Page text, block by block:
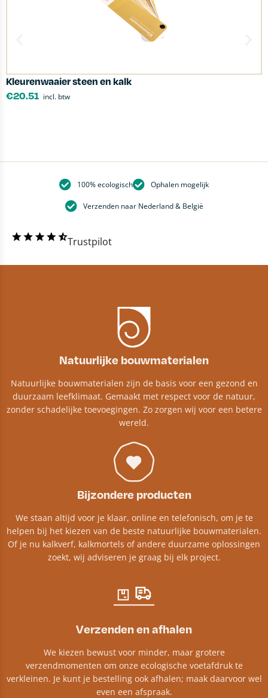
Kleurenwaaier steen en kalk
€20.51 incl. btw
100% ecologisch Ophalen mogelijk
Verzenden naar Nederland & België
Trustpilot
Natuurlijke bouwmaterialen
Natuurlijke bouwmaterialen zijn de basis voor een gezond en
duurzaam leefklimaat. Gemaakt met respect voor de natuur,
zonder schadelijke toevoegingen. Zo zorgen wij voor een betere
wereld.
Bijzondere producten
We staan altijd voor je klaar, online en telefonisch, om je te
helpen bij het kiezen van de beste natuurlijke bouwmaterialen.
Of je nu kalkverf, kalkmortels of andere duurzame oplossingen
zoekt, wij adviseren je graag bij elk project.​
Verzenden en afhalen
We kiezen bewust voor minder, maar grotere
verzendmomenten om onze ecologische voetafdruk te
verkleinen. Je kunt je bestelling ook afhalen; maak daarvoor wel
even een afspraak.